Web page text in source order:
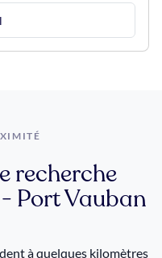
recherche
Port Vauban
à quelques kilomètres